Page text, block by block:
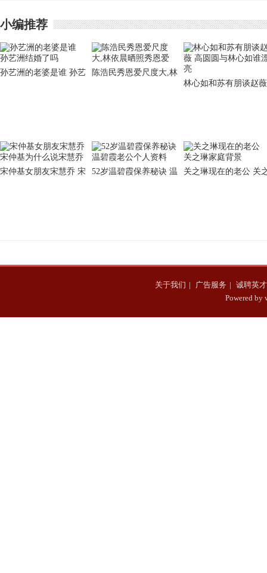
小编推荐
孙艺洲的老婆是谁 孙艺
陈浩民秀恩爱尺度大,林
林心如和苏有朋谈赵薇
宋仲基女朋友宋慧乔 宋
52岁温碧霞保养秘诀 温
关之琳现在的老公 关
关于我们 | 广告服务 | 诚聘英才
Powered by